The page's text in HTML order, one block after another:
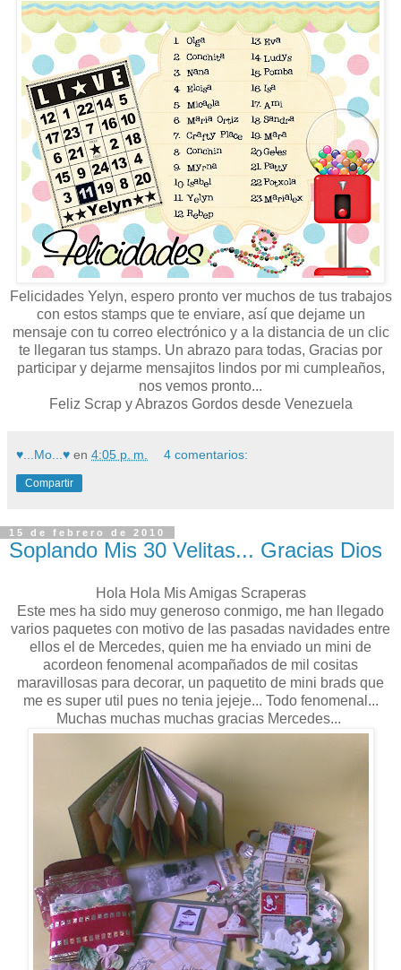
Felicidades Yelyn, espero pronto ver muchos de tus trabajos
con estos stamps que te enviare, así que dejame un
mensaje con tu correo electrónico y a la distancia de un clic
te llegaran tus stamps. Un abrazo para todas, Gracias por
participar y dejarme mensajitos lindos por mi cumpleaños,
nos vemos pronto...
Feliz Scrap y Abrazos Gordos desde Venezuela
♥...Mo...♥ en 4:05 p. m. 4 comentarios:
Compartir
15 de febrero de 2010
Soplando Mis 30 Velitas... Gracias Dios
Hola Hola Mis Amigas Scraperas
Este mes ha sido muy generoso conmigo, me han llegado
varios paquetes con motivo de las pasadas navidades entre
ellos el de Mercedes, quien me ha enviado un mini de
acordeon fenomenal acompañados de mil cositas
maravillosas para decorar, un paquetito de mini brads que
me es super util pues no tenia jejeje... Todo fenomenal...
Muchas muchas muchas gracias Mercedes...